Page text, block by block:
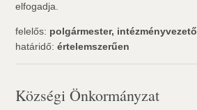
elfogadja.
felelős: polgármester, intézményvezető
határidő:értelemszerűen
Községi Önkormányzat